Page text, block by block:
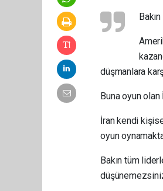
düşmanlara
Buna oyun
İran kendi
oyun
Bakın tüm